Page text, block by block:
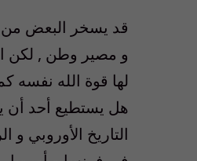
قد يسخر البعض من
و مصير وطن , لكن
لها قوة الله نفسه
هل يستطيع أحد أن
التاريخ الأوروبي